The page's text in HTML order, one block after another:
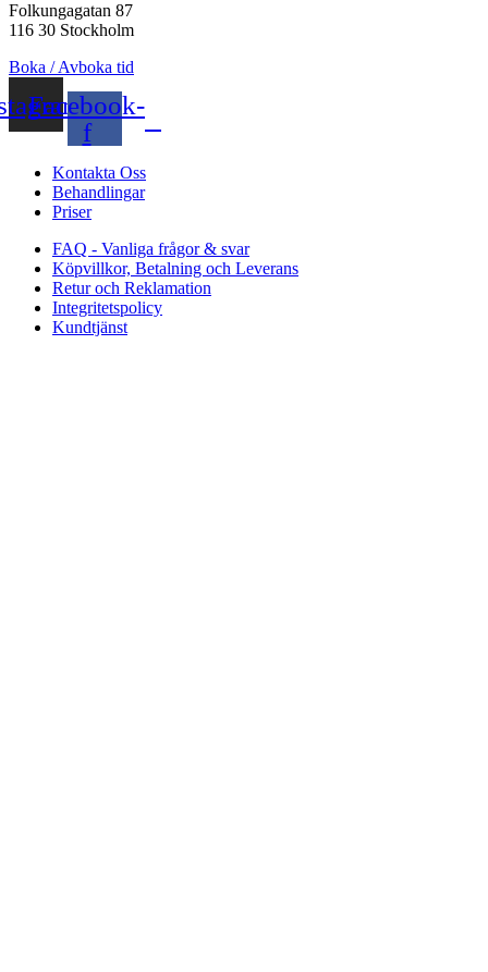
Folkungagatan 87
116 30 Stockholm
Boka / Avboka tid
Facebook-
f
Kontakta Oss
Behandlingar
Priser
FAQ - Vanliga frågor & svar
Köpvillkor, Betalning och Leverans
Retur och Reklamation
Integritetspolicy
Kundtjänst